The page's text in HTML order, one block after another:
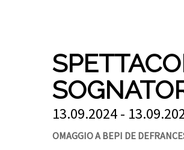
13.09.2024 -
OMAGGIO A BEPI DE